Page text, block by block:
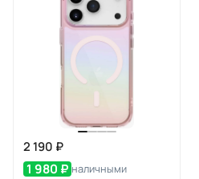
2 190 ₽
1 980 ₽ наличными